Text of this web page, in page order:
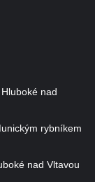
nad
rybníkem
nad Vltavou